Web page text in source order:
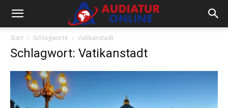
Start Schlagworte Vatikanstadt
Schlagwort: Vatikanstadt